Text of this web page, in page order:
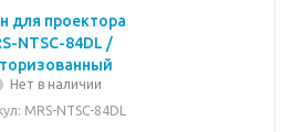
для проектора
NTSC-84DL /
Нет в наличии
: MRS-NTSC-84DL